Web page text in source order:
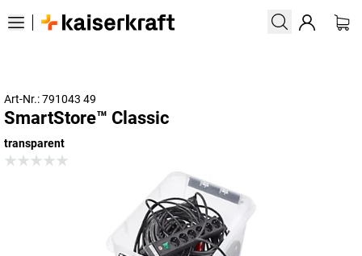
Art-Nr.: 791043 49
SmartStore™ Classic
transparent